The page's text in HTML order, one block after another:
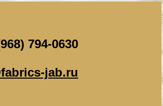
794-0630
jab.ru